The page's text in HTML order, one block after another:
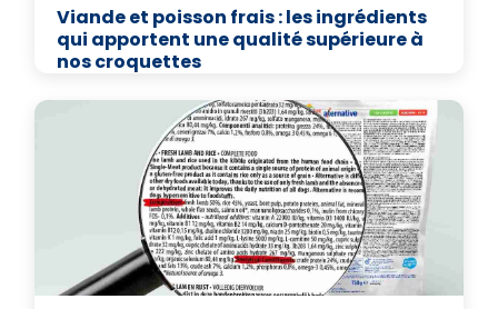
Viande et poisson frais : les ingrédients
qui apportent une qualité supérieure à
nos croquettes